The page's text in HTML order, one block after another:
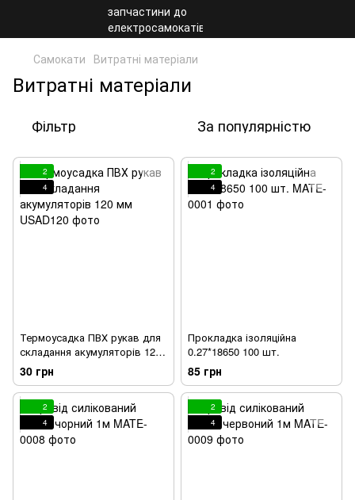
Самокати Витратні матеріали
Витратні матеріали
Фільтр За популярністю
2
4
Термоусадка ПВХ рукав для
складання акумуляторів 120
мм
30 грн
2
4
Прокладка ізоляційна
0.27*18650 100 шт.
85 грн
2
4
2
4